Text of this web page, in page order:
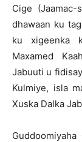
Cige
dhawaan ku
ku xigeenka
Maxamed
Jabuuti u
Kulmiye, isla
Xuska Dalka